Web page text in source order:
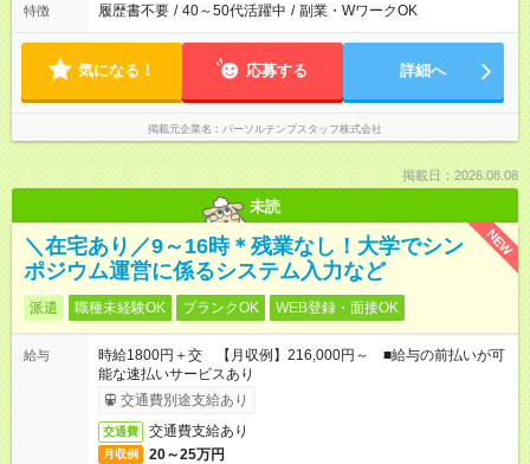
特徴 履歴書不要 / 40～50代活躍中 / 副業・WワークOK
気になる！ 応募する 詳細へ
掲載元企業名 パーソルテンプスタッフ株式会社
掲載日：2026.08.08
未読
NEW
＼在宅あり／9～16時＊残業なし！大学でシン
ポジウム運営に係るシステム入力など
派遣 職種未経験OK ブランクOK WEB登録・面接OK
給与
時給1800円＋交 【月収例】216,000円～ ■給与の前払いが可
能な速払いサービスあり
交通費別途支給あり
交通費 交通費支給あり
月収例 20～25万円